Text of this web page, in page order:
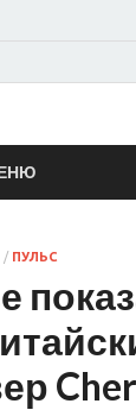
Авто
/ ПУЛЬС